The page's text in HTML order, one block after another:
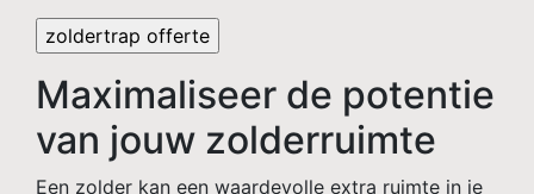
Maximaliseer de potentie
van jouw zolderruimte
Een zolder kan een waardevolle extra ruimte in je